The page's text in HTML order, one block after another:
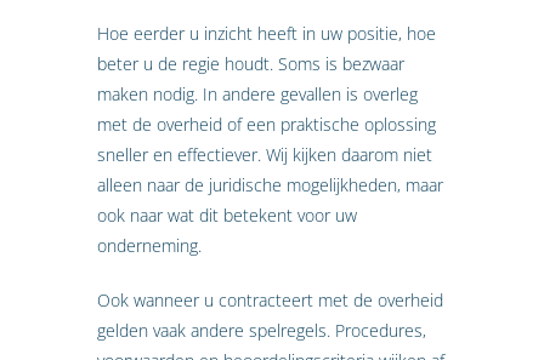
Hoe eerder u inzicht heeft in uw positie, hoe
beter u de regie houdt. Soms is bezwaar
maken nodig. In andere gevallen is overleg
met de overheid of een praktische oplossing
sneller en effectiever. Wij kijken daarom niet
alleen naar de juridische mogelijkheden, maar
ook naar wat dit betekent voor uw
onderneming.
Ook wanneer u contracteert met de overheid
gelden vaak andere spelregels. Procedures,